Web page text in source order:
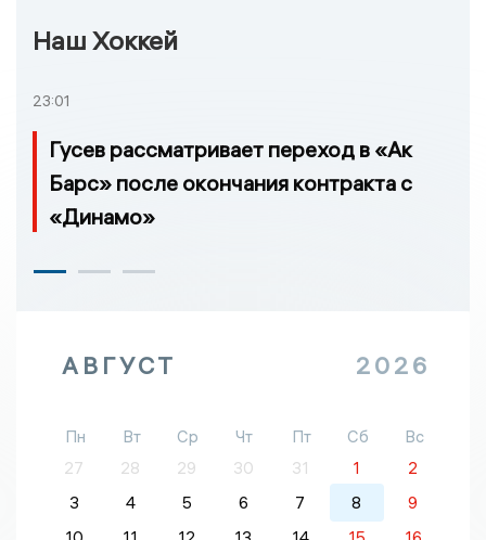
Наш Хоккей
23:01
Гусев рассматривает переход в «Ак
Барс» после окончания контракта с
«Динамо»
АВГУСТ 2026
Пн Вт Ср Чт Пт Сб
Вс
27
28 29 30 31 1
2
3
4 5 6 7 8
9